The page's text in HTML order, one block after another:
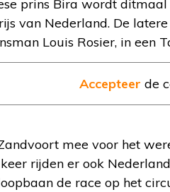
prins Bira wordt
van Nederland. De
Louis Rosier, in
Accepteer de
mee voor het
rijden er ook
de race op het